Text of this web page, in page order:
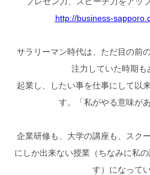
http://business-
サラリーマン時代は、ただ目の前
注力していた時期も
起業し、したい事を仕事にして以
す。「私がやる意味が
企業研修も、大学の講座も、スク
にしか出来ない授業（ちなみに私
す）になってい